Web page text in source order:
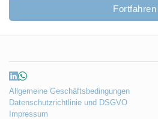
Fortfahren
Allgemeine Geschäftsbedingungen
Datenschutzrichtlinie und DSGVO
Impressum